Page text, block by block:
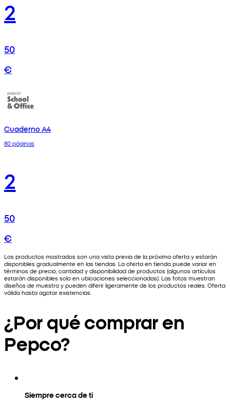
2
50
€
Cuaderno A4
80 páginas
2
50
€
Los productos mostrados son una vista previa de la próxima oferta y estarán
disponibles gradualmente en las tiendas. La oferta en tienda puede variar en
términos de precio, cantidad y disponibilidad de productos (algunos artículos
estarán disponibles solo en ubicaciones seleccionadas). Las fotos muestran
diseños de muestra y pueden diferir ligeramente de los productos reales. Oferta
válida hasta agotar existencias.
¿Por qué comprar en
Pepco?
Siempre cerca de ti